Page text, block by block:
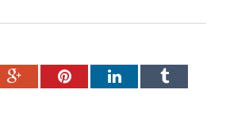
Google+PinterestLinkedInTumblr